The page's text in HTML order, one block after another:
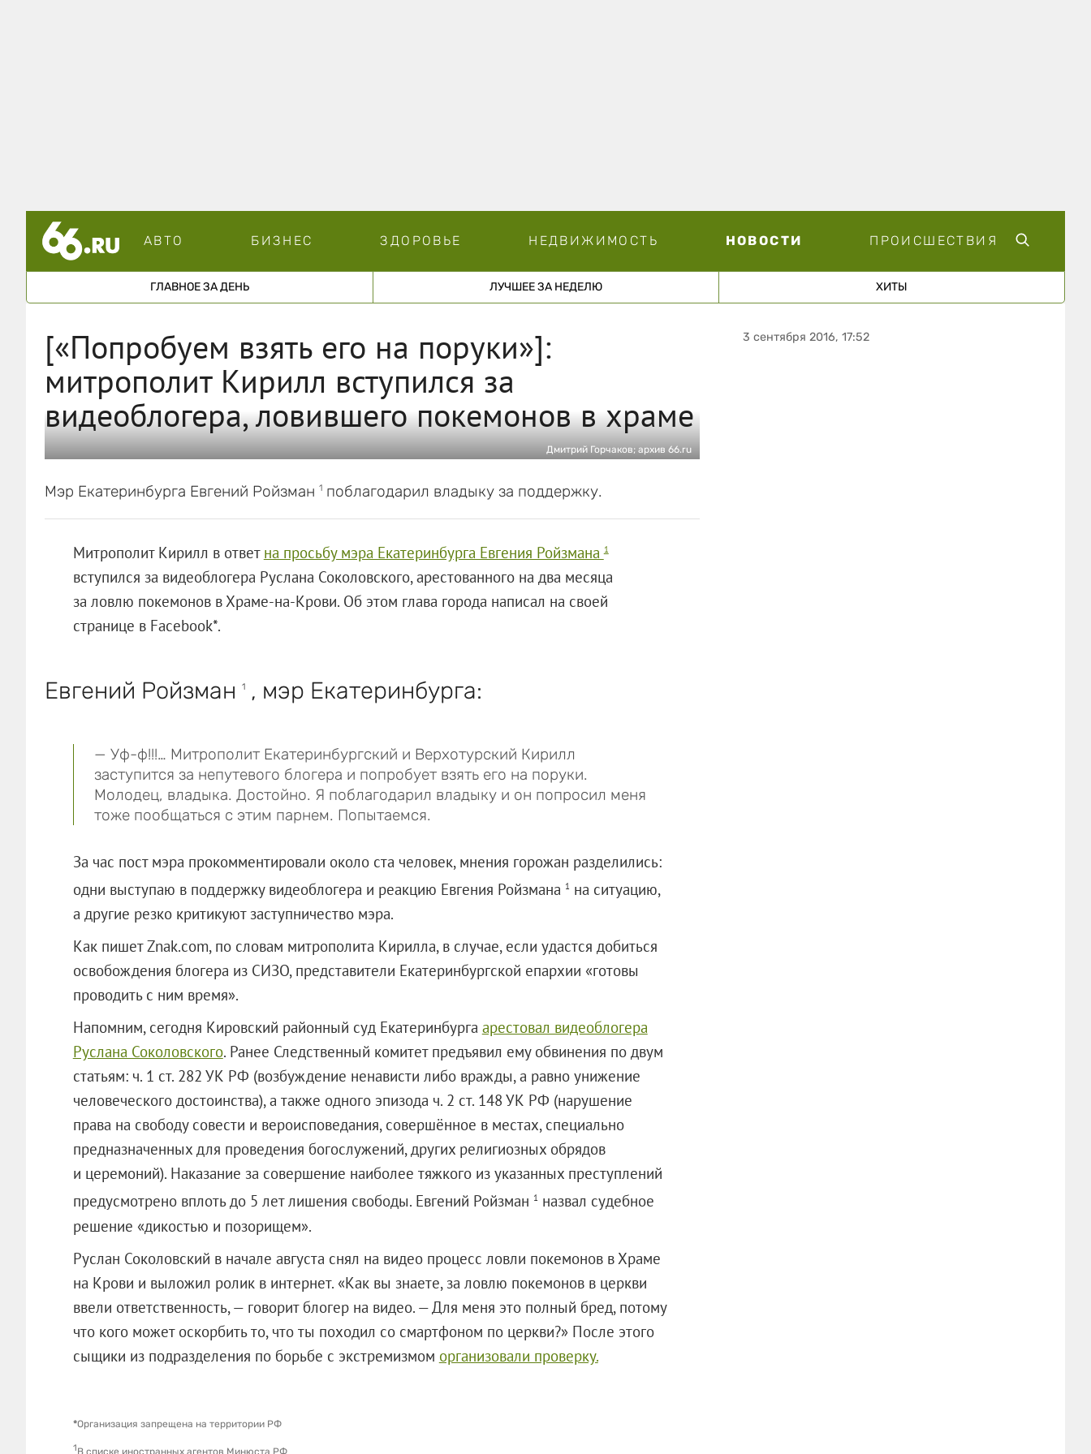
АВТО БИЗНЕС ЗДОРОВЬЕ НЕДВИЖИМОСТЬ НОВОСТИ ПРОИСШЕСТВИЯ
ГЛАВНОЕ ЗА ДЕНЬ ЛУЧШЕЕ ЗА НЕДЕЛЮ ХИТЫ
[«Попробуем взять его на поруки»]:
митрополит Кирилл вступился за
видеоблогера, ловившего покемонов в храме
Дмитрий Горчаков; архив 66.ru
Мэр Екатеринбурга Евгений Ройзман 1поблагодарил владыку за поддержку.
Митрополит Кирилл в ответ на просьбу мэра Екатеринбурга Евгения Ройзмана1
вступился за видеоблогера Руслана Соколовского, арестованного на два месяца
за ловлю покемонов в Храме-на-Крови. Об этом глава города написал на своей
странице в Facebook*.
Евгений Ройзман 1, мэр Екатеринбурга:
— Уф-ф!!!… Митрополит Екатеринбургский и Верхотурский Кирилл
заступится за непутевого блогера и попробует взять его на поруки.
Молодец, владыка. Достойно. Я поблагодарил владыку и он попросил меня
тоже пообщаться с этим парнем. Попытаемся.
За час пост мэра прокомментировали около ста человек, мнения горожан разделились:
одни выступаю в поддержку видеоблогера и реакцию Евгения Ройзмана 1 на ситуацию,
а другие резко критикуют заступничество мэра.
Как пишет Znak.com, по словам митрополита Кирилла, в случае, если удастся добиться
освобождения блогера из СИЗО, представители Екатеринбургской епархии «готовы
проводить с ним время».
Напомним, сегодня Кировский районный суд Екатеринбурга арестовал видеоблогера
Руслана Соколовского. Ранее Следственный комитет предъявил ему обвинения по двум
статьям: ч. 1 ст. 282 УК РФ (возбуждение ненависти либо вражды, а равно унижение
человеческого достоинства), а также одного эпизода ч. 2 ст. 148 УК РФ (нарушение
права на свободу совести и вероисповедания, совершённое в местах, специально
предназначенных для проведения богослужений, других религиозных обрядов
и церемоний). Наказание за совершение наиболее тяжкого из указанных преступлений
предусмотрено вплоть до 5 лет лишения свободы. Евгений Ройзман 1 назвал судебное
решение «дикостью и позорищем».
Руслан Соколовский в начале августа снял на видео процесс ловли покемонов в Храме
на Крови и выложил ролик в интернет. «Как вы знаете, за ловлю покемонов в церкви
ввели ответственность, — говорит блогер на видео. — Для меня это полный бред, потому
что кого может оскорбить то, что ты походил со смартфоном по церкви?» После этого
сыщики из подразделения по борьбе с экстремизмом организовали проверку.
*Организация запрещена на территории РФ
1В списке иностранных агентов Минюста РФ
3 сентября 2016, 17:52